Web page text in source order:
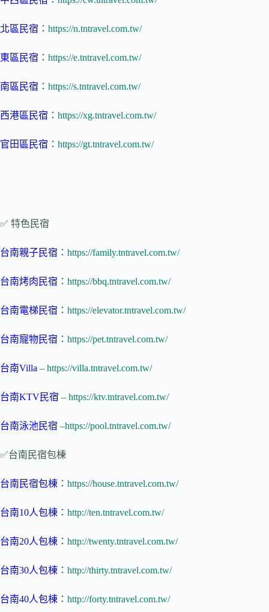
北區民宿 ： https://n.tntravel.com.tw/
東區民宿 ： https://e.tntravel.com.tw/
南區民宿 ： https://s.tntravel.com.tw/
西港區民宿 ： https://xg.tntravel.com.tw/
官田區民宿 ： https://gt.tntravel.com.tw/
✅ 特色民宿
台南親子民宿 ： https://family.tntravel.com.tw/
台南烤肉民宿 ： https://bbq.tntravel.com.tw/
台南電梯民宿 ： https://elevator.tntravel.com.tw/
台南寵物民宿 ： https://pet.tntravel.com.tw/
台南Villa – https://villa.tntravel.com.tw/
台南KTV民宿 – https://ktv.tntravel.com.tw/
台南泳池民宿 –https://pool.tntravel.com.tw/
✅台南民宿包棟
台南民宿包棟 ： https://house.tntravel.com.tw/
台南10人包棟 ： http://ten.tntravel.com.tw/
台南20人包棟 ： http://twenty.tntravel.com.tw/
台南30人包棟 ： http://thirty.tntravel.com.tw/
台南40人包棟 ： http://forty.tntravel.com.tw/